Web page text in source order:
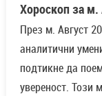
Хороскоп за м.
През м. Август
аналитични
подтикне да
увереност. Този